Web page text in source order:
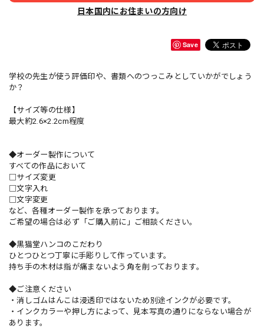
日本国内にお住まいの方向け
Save
学校の先生が使う評価印や、書類へのつっこみとしていかがでしょう
か？
【サイズ等の仕様】
最大約2.6×2.2cm程度
◆オーダー製作について
すべての作品において
□サイズ変更
□文字入れ
□文字変更
など、各種オーダー製作を承っております。
ご希望の場合は必ず「ご購入前に」ご相談ください。
◆黒猫堂ハンコのこだわり
ひとつひとつ丁寧に手彫りして作っています。
持ち手の木材は指が痛まないよう角を削っております。
◆ご注意ください
・消しゴムはんこは浸透印ではないため別途インクが必要です。
・インクカラーや押し方によって、見本写真の通りにならない場合が
あります。